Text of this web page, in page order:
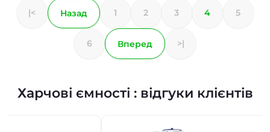
|< Назад 1 2 3 4 5
6 Вперед >|
Харчові ємності : відгуки клієнтів